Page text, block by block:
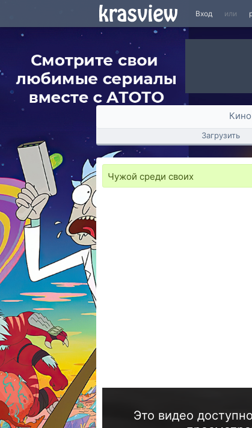
Вход или
Кино
Загрузить
Чужой среди своих
Это видео